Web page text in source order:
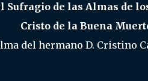
Sufragio de las Almas de
Cristo de la Buena
del hermano D. Cristino